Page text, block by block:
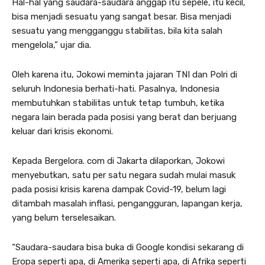
Hal-hal yang saudara-saudara anggap itu sepele, itu kecil,
bisa menjadi sesuatu yang sangat besar. Bisa menjadi
sesuatu yang mengganggu stabilitas, bila kita salah
mengelola,” ujar dia.
Oleh karena itu, Jokowi meminta jajaran TNI dan Polri di
seluruh Indonesia berhati-hati. Pasalnya, Indonesia
membutuhkan stabilitas untuk tetap tumbuh, ketika
negara lain berada pada posisi yang berat dan berjuang
keluar dari krisis ekonomi.
Kepada Bergelora. com di Jakarta dilaporkan, Jokowi
menyebutkan, satu per satu negara sudah mulai masuk
pada posisi krisis karena dampak Covid-19, belum lagi
ditambah masalah inflasi, pengangguran, lapangan kerja,
yang belum terselesaikan.
“Saudara-saudara bisa buka di Google kondisi sekarang di
Eropa seperti apa, di Amerika seperti apa, di Afrika seperti